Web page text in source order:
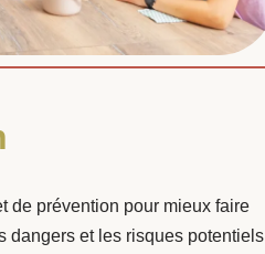
de prévention pour mieux faire
dangers et les risques potentiels